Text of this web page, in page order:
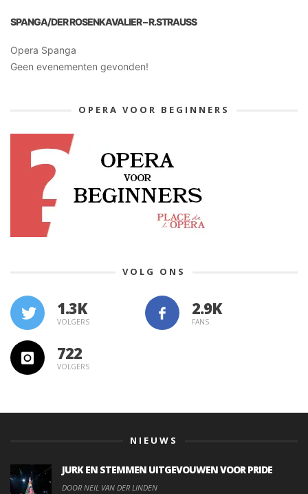
SPANGA/DER ROSENKAVALIER – R.STRAUSS
Opera Spanga
Geen evenementen gevonden!
OPERA VOOR BEGINNERS
VOLG ONS
1.3K
VOLGERS FANS
722
VOLGERS
NIEUWS
JURK EN STEMMEN UITGEVOUWEN VOOR PRIDE
DOOR NEIL VAN DER LINDEN